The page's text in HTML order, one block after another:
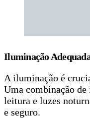
Iluminação
A iluminação é
Uma combinação
leitura e luzes
e seguro.